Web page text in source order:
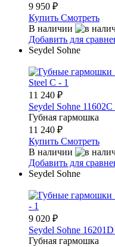
9 950 ₽
Купить Смотреть
В наличии
Добавить для
Seydel Sohne
11 240 ₽
Seydel Sohne
Губная гармошка
11 240 ₽
Купить Смотреть
В наличии
Добавить для
Seydel Sohne
9 020 ₽
Seydel Sohne
Губная гармошка